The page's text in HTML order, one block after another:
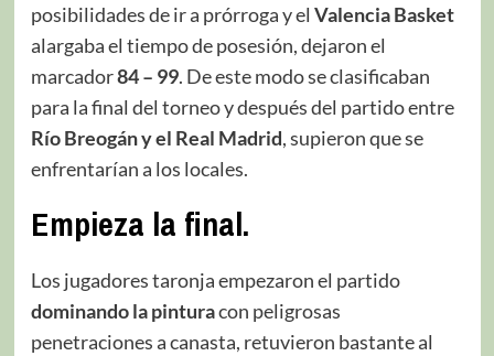
posibilidades de ir a prórroga y el Valencia Basket
alargaba el tiempo de posesión, dejaron el
marcador84 – 99. De este modo se clasificaban
para la final del torneo y después del partido entre
Río Breogán y el Real Madrid, supieron que se
enfrentarían a los locales.
Empieza la final.
Los jugadores taronja empezaron el partido
dominando la pinturacon peligrosas
penetraciones a canasta, retuvieron bastante al